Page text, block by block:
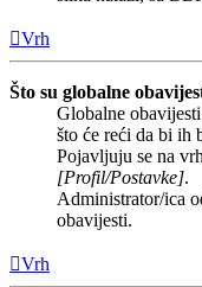
Vrh
Što su globalne
Globalne
što će reći da bi ih
Pojavljuju se na
[Profil/Postavke].
Administrator/ica
obavijesti.
Vrh